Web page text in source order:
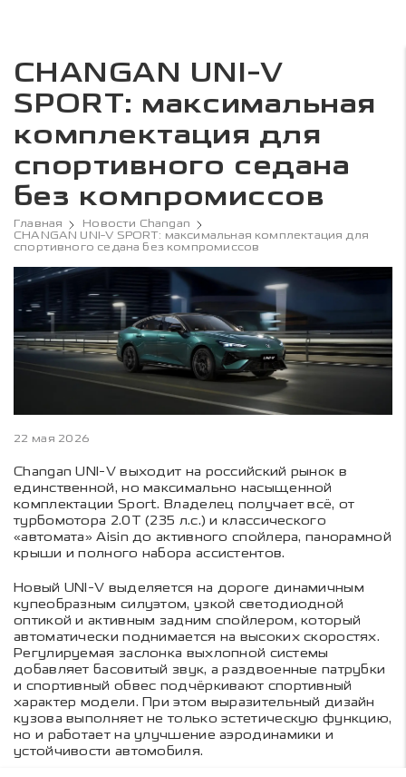
CHANGAN UNI-V
SPORT: максимальная
комплектация для
спортивного седана
без компромиссов
Главная
Новости Changan
CHANGAN UNI-V SPORT: максимальная комплектация для
спортивного седана без компромиссов
22 мая 2026
Changan UNI-V выходит на российский рынок в
единственной, но максимально насыщенной
комплектации Sport. Владелец получает всё, от
турбомотора 2.0T (235 л.с.) и классического
«автомата» Aisin до активного спойлера, панорамной
крыши и полного набора ассистентов.
Новый UNI-V выделяется на дороге динамичным
купеобразным силуэтом, узкой светодиодной
оптикой и активным задним спойлером, который
автоматически поднимается на высоких скоростях.
Регулируемая заслонка выхлопной системы
добавляет басовитый звук, а раздвоенные патрубки
и спортивный обвес подчёркивают спортивный
характер модели. При этом выразительный дизайн
кузова выполняет не только эстетическую функцию,
но и работает на улучшение аэродинамики и
устойчивости автомобиля.